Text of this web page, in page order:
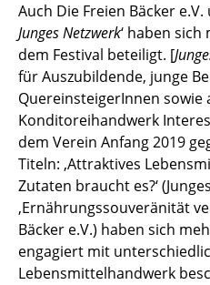
Auch Die Freien Bäcker e.V.
Junges Netzwerk‘ haben
dem Festival beteiligt. [
für Auszubildende, junge
QuereinsteigerInnen sowie
Konditoreihandwerk
dem Verein Anfang 2019
Titeln: ‚Attraktives
Zutaten braucht es?‘
‚Ernährungssouveränität
Bäcker e.V.) haben sich
engagiert mit
Lebensmittelhandwerk